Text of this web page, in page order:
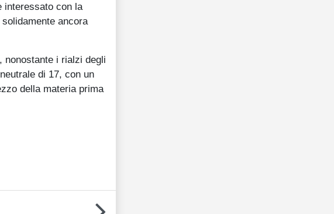
interessato con la
ancora
nonostante i rialzi degli
di 17, con un
della materia prima